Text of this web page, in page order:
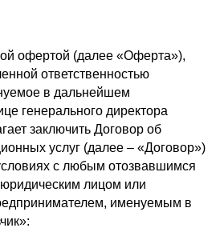
офертой (далее «Оферта»),
ответственностью
в дальнейшем
генерального директора
заключить Договор об
услуг (далее – «Договор»)
с любым отозвавшимся
лицом или
именуемым в